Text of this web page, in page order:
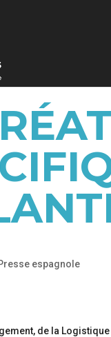
espagnole
de la